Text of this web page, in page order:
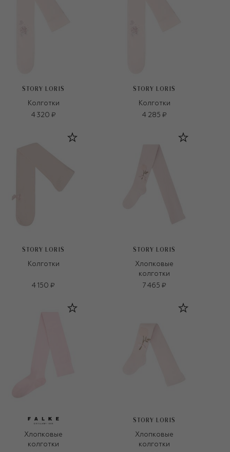
STORY LORIS
Колготки
4 320 ₽
STORY LORIS
Колготки
4 285 ₽
STORY LORIS
Колготки
4 150 ₽
STORY LORIS
Хлопковые
колготки
7 465 ₽
Хлопковые
колготки
STORY LORIS
Хлопковые
колготки